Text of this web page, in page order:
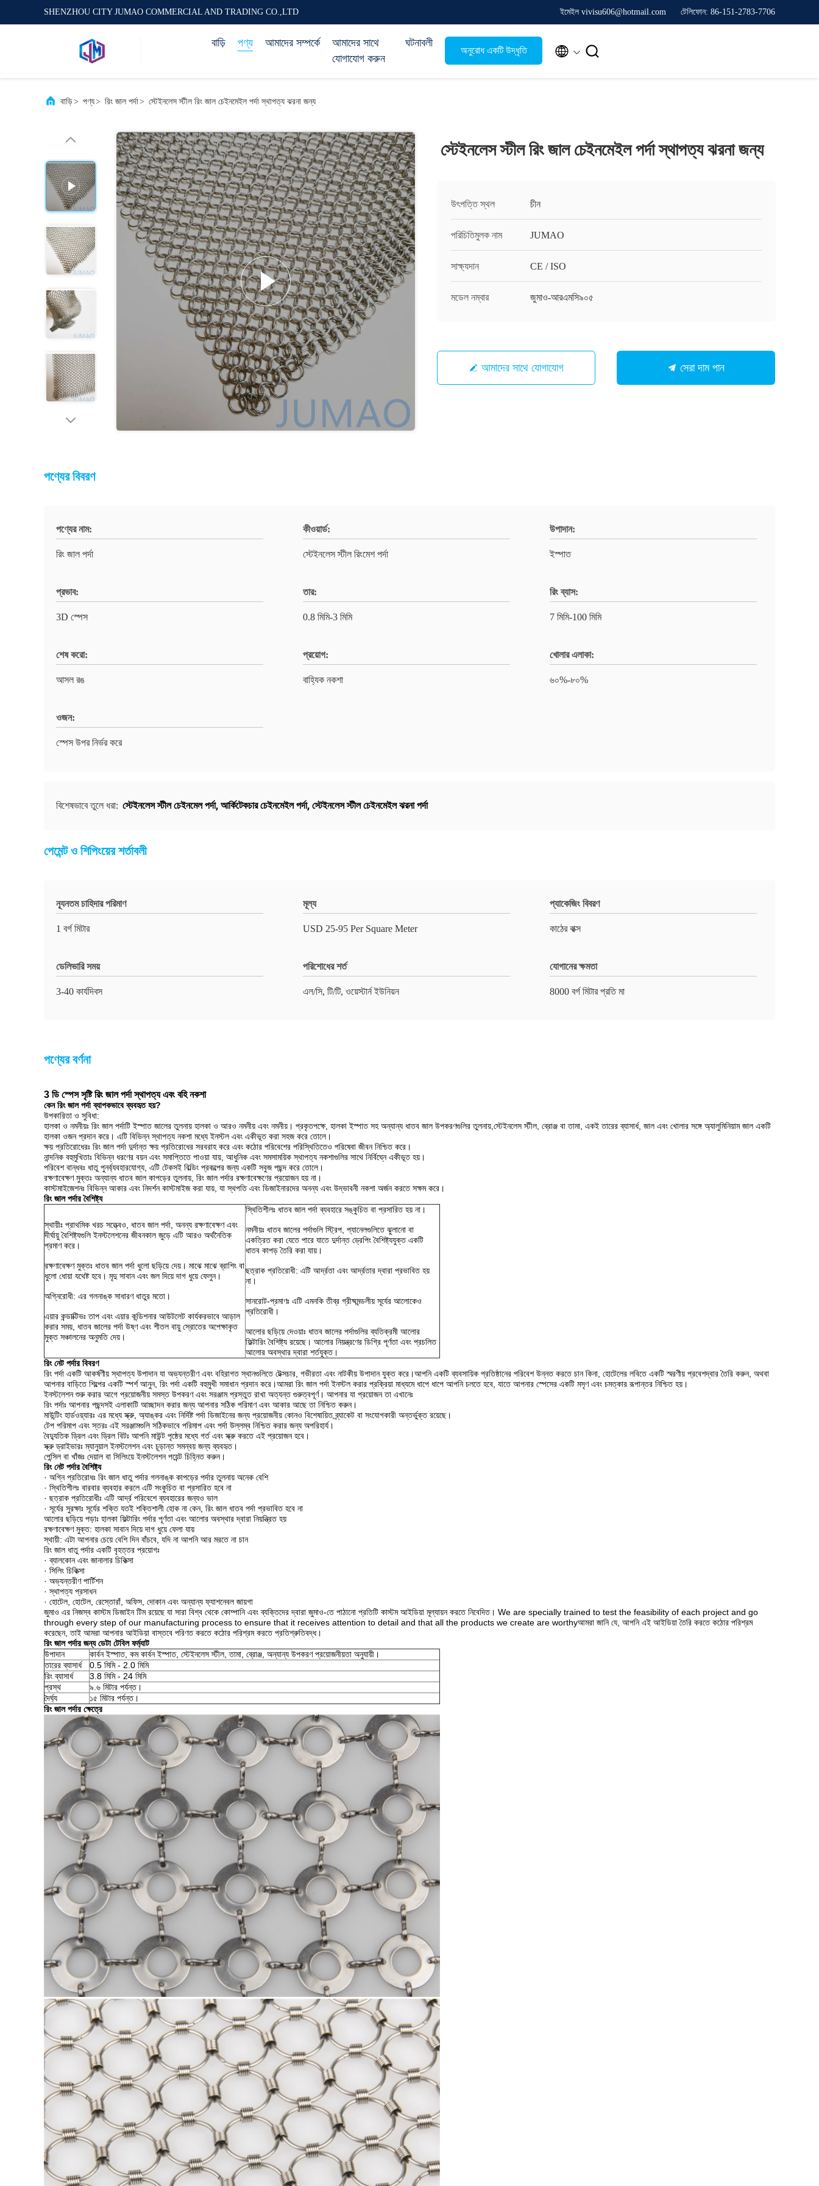
SHENZHOU CITY JUMAO COMMERCIAL AND TRADING CO.,LTD ইমেইল vivisu606@hotmail.com টেলিফোন: 86-151-2783-7706
বাড়ি পণ্য আমাদের সম্পর্কে
আমাদের সাথে
যোগাযোগ করুন
ঘটনাবলী
অনুরোধ একটি উদ্ধৃতি  
বাড়ি> পণ্য> রিং জাল পর্দা> স্টেইনলেস স্টীল রিং জাল চেইনমেইল পর্দা স্থাপত্য ঝরনা জন্য
স্টেইনলেস স্টীল রিং জাল চেইনমেইল পর্দা স্থাপত্য ঝরনা জন্য
উৎপত্তি স্থল চীন
পরিচিতিমুলক নাম JUMAO
সাক্ষ্যদান CE / ISO
মডেল নম্বার জুমাও-আরএমসি৯০৫
আমাদের সাথে যোগাযোগ সেরা দাম পান
পণ্যের বিবরণ
পণ্যের নাম:
রিং জাল পর্দা
কীওয়ার্ড:
স্টেইনলেস স্টীল রিংমেশ পর্দা
উপাদান:
ইস্পাত
প্রভাব:
3D স্পেস
তার:
0.8 মিমি-3 মিমি
রিং ব্যাস:
7 মিমি-100 মিমি
শেষ করো:
আসল রঙ
প্রয়োগ:
বাহ্যিক নকশা
খোলার এলাকা:
৬০%-৮০%
ওজন:
স্পেস উপর নির্ভর করে
বিশেষভাবে তুলে ধরা: স্টেইনলেস স্টীল চেইনমেল পর্দা, আর্কিটেকচার চেইনমেইল পর্দা, স্টেইনলেস স্টীল চেইনমেইল ঝরনা পর্দা
পেমেন্ট ও শিপিংয়ের শর্তাবলী
ন্যূনতম চাহিদার পরিমাণ
1 বর্গ মিটার
মূল্য
USD 25-95 Per Square Meter
প্যাকেজিং বিবরণ
কাঠের বাক্স
ডেলিভারি সময়
3-40 কার্যদিবস
পরিশোধের শর্ত
এল/সি, টি/টি, ওয়েস্টার্ন ইউনিয়ন
যোগানের ক্ষমতা
8000 বর্গ মিটার প্রতি মা
পণ্যের বর্ণনা
3 ডি স্পেস সৃষ্টি রিং জাল পর্দা স্থাপত্য এবং বহি নকশা
কেন রিং জাল পর্দা ব্যাপকভাবে ব্যবহৃত হয়?
উপকারিতা ও সুবিধা:
হালকা ও নমনীয়ঃ রিং জাল পর্দাটি ইস্পাত জালের তুলনায় হালকা ও আরও নমনীয় এবং নমনীয়। প্রকৃতপক্ষে, হালকা ইস্পাত সহ অন্যান্য ধাতব জাল উপকরণগুলির তুলনায়,স্টেইনলেস স্টীল, ব্রোঞ্জ বা তামা, একই তারের ব্যাসার্ধ, জাল এবং খোলার সঙ্গে অ্যালুমিনিয়াম জাল একটি
হালকা ওজন প্রদান করে। এটি বিভিন্ন স্থাপত্য নকশা মধ্যে ইনস্টল এবং একীভূত করা সহজ করে তোলে।
ক্ষয় প্রতিরোধেরঃ রিং জাল পর্দা দুর্দান্ত ক্ষয় প্রতিরোধের সরবরাহ করে এবং কঠোর পরিবেশের পরিস্থিতিতেও পরিষেবা জীবন নিশ্চিত করে।
নান্দনিক বহুমুখিতাঃ বিভিন্ন ধরণের বয়ন এবং সমাপ্তিতে পাওয়া যায়, আধুনিক এবং সমসাময়িক স্থাপত্য নকশাগুলির সাথে নির্বিঘ্নে একীভূত হয়।
পরিবেশ বান্ধবঃ ধাতু পুনর্ব্যবহারযোগ্য, এটি টেকসই বিল্ডিং প্রকল্পের জন্য একটি সবুজ পছন্দ করে তোলে।
রক্ষণাবেক্ষণ মুক্তঃ অন্যান্য ধাতব জাল কাপড়ের তুলনায়, রিং জাল পর্দার রক্ষণাবেক্ষণের প্রয়োজন হয় না।
কাস্টমাইজেশনঃ বিভিন্ন আকার এবং নিদর্শন কাস্টমাইজ করা যায়, যা স্থপতি এবং ডিজাইনারদের অনন্য এবং উদ্ভাবনী নকশা অর্জন করতে সক্ষম করে।
রিং জাল পর্দার বৈশিষ্ট্য
স্থায়ীঃ প্রাথমিক খরচ সত্ত্বেও, ধাতব জাল পর্দা, অনন্য রক্ষণাবেক্ষণ এবং
দীর্ঘায়ু বৈশিষ্ট্যগুলি ইনস্টলেশনের জীবনকাল জুড়ে এটি আরও অর্থনৈতিক
প্রমাণ করে।
রক্ষণাবেক্ষণ মুক্তঃ ধাতব জাল পর্দা ধুলো ছড়িয়ে দেয়। মাঝে মাঝে ব্রাশিং বা
ধুলো ধোয়া যথেষ্ট হবে। মৃদু সাবান এবং জল দিয়ে দাগ ধুয়ে ফেলুন।
অগ্নিরোধী: এর গলনাঙ্ক সাধারণ ধাতুর মতো।
এয়ার কন্ডাক্টিভঃ তাপ এবং এয়ার কন্ডিশনার আউটলেট কার্যকরভাবে আড়াল
করার সময়, ধাতব জালের পর্দা উষ্ণ এবং শীতল বায়ু স্রোতের অপেক্ষাকৃত
মুক্ত সঞ্চালনের অনুমতি দেয়।
স্থিতিশীলঃ ধাতব জাল পর্দা ব্যবহারে সঙ্কুচিত বা প্রসারিত হয় না।
নমনীয়ঃ ধাতব জালের পর্দাগুলি স্ট্রিপ, প্যানেলগুলিতে ঝুলানো বা
একত্রিত করা যেতে পারে যাতে দুর্দান্ত ড্রেপিং বৈশিষ্ট্যযুক্ত একটি
ধাতব কাপড় তৈরি করা যায়।
ছত্রাক প্রতিরোধী: এটি আর্দ্রতা এবং আর্দ্রতার দ্বারা প্রভাবিত হয়
না।
সানরোট-প্রমাণঃ এটি এমনকি তীব্র গ্রীষ্মমন্ডলীয় সূর্যের আলোকেও
প্রতিরোধী।
আলোর ছড়িয়ে দেওয়াঃ ধাতব জালের পর্দাগুলির ব্যতিক্রমী আলোর
ফিল্টারিং বৈশিষ্ট্য রয়েছে। আলোর নিয়ন্ত্রণের ডিগ্রি পূর্ণতা এবং প্রচলিত
আলোর অবস্থার দ্বারা শর্তযুক্ত।
রিং নেট পর্দার বিবরণ
রিং পর্দা একটি আকর্ষণীয় স্থাপত্য উপাদান যা অভ্যন্তরীণ এবং বহিরাগত স্থানগুলিতে টেক্সচার, গভীরতা এবং নাটকীয় উপাদান যুক্ত করে।আপনি একটি ব্যবসায়িক প্রতিষ্ঠানের পরিবেশ উন্নত করতে চান কিনা, হোটেলের লবিতে একটি স্মরণীয় প্রবেশদ্বার তৈরি করুন, অথবা
আপনার বাড়িতে শিল্পের একটি স্পর্শ আনুন, রিং পর্দা একটি বহুমুখী সমাধান প্রদান করে।আমরা রিং জাল পর্দা ইনস্টল করার প্রক্রিয়া মাধ্যমে ধাপে ধাপে আপনি চলতে হবে, যাতে আপনার স্পেসের একটি মসৃণ এবং চমত্কার রূপান্তর নিশ্চিত হয়।
ইনস্টলেশন শুরু করার আগে প্রয়োজনীয় সমস্ত উপকরণ এবং সরঞ্জাম প্রস্তুত রাখা অত্যন্ত গুরুত্বপূর্ণ। আপনার যা প্রয়োজন তা এখানেঃ
রিং পর্দাঃ আপনার পছন্দসই এলাকাটি আচ্ছাদন করার জন্য আপনার সঠিক পরিমাণ এবং আকার আছে তা নিশ্চিত করুন।
মাউন্টিং হার্ডওয়্যারঃ এর মধ্যে স্ক্রু, অ্যাঙ্কর এবং নির্দিষ্ট পর্দা ডিজাইনের জন্য প্রয়োজনীয় কোনও বিশেষায়িত ব্র্যাকেট বা সংযোগকারী অন্তর্ভুক্ত রয়েছে।
টেপ পরিমাপ এবং স্তরঃ এই সরঞ্জামগুলি সঠিকভাবে পরিমাপ এবং পর্দা উল্লম্ব নিশ্চিত করার জন্য অপরিহার্য।
বৈদ্যুতিক ড্রিল এবং ড্রিল বিটঃ আপনি মাউন্ট পৃষ্ঠের মধ্যে গর্ত এবং স্ক্রু করতে এই প্রয়োজন হবে।
স্ক্রু ড্রাইভারঃ ম্যানুয়াল ইনস্টলেশন এবং চূড়ান্ত সমন্বয় জন্য ব্যবহৃত।
পেন্সিল বা খাঁজঃ দেয়াল বা সিলিংয়ে ইনস্টলেশন পয়েন্ট চিহ্নিত করুন।
রিং নেট পর্দার বৈশিষ্ট্য
· অগ্নি প্রতিরোধঃ রিং জাল ধাতু পর্দার গলনাঙ্ক কাপড়ের পর্দার তুলনায় অনেক বেশি
· স্থিতিশীলঃ বারবার ব্যবহার করলে এটি সংকুচিত বা প্রসারিত হবে না
· ছত্রাক প্রতিরোধীঃ এটি আর্দ্র পরিবেশে ব্যবহারের জন্যও ভাল
· সূর্যের সুরক্ষাঃ সূর্যের শক্তি যতই শক্তিশালী হোক না কেন, রিং জাল ধাতব পর্দা প্রভাবিত হবে না
আলোর ছড়িয়ে পড়াঃ হালকা ফিল্টারিং পর্দার পূর্ণতা এবং আলোর অবস্থার দ্বারা নিয়ন্ত্রিত হয়
রক্ষণাবেক্ষণ মুক্ত: হালকা সাবান দিয়ে দাগ ধুয়ে ফেলা যায়
স্থায়ী: এটা আপনার চেয়ে বেশি দিন বাঁচবে, যদি না আপনি আর মরতে না চান
রিং জাল ধাতু পর্দার একটি বৃহত্তর প্রয়োগঃ
· ব্যালকোন এবং জানালার চিকিত্সা
· সিলিং চিকিত্সা
· অভ্যন্তরীণ পার্টিশন
· স্থাপত্য প্রসাধন
· হোটেল, হোটেল, রেস্তোরাঁ, অফিস, দোকান এবং অন্যান্য ফ্যাশনেবল জায়গা
জুমাও এর নিজস্ব কাস্টম ডিজাইন টিম রয়েছে যা সারা বিশ্ব থেকে কোম্পানি এবং ব্যক্তিদের দ্বারা জুমাও-তে পাঠানো প্রতিটি কাস্টম আইডিয়া মূল্যায়ন করতে নিবেদিত। We are specially trained to test the feasibility of each project and go
through every step of our manufacturing process to ensure that it receives attention to detail and that all the products we create are worthyআমরা জানি যে, আপনি এই আইডিয়া তৈরি করতে কঠোর পরিশ্রম
করেছেন, তাই আমরা আপনার আইডিয়া বাস্তবে পরিণত করতে কঠোর পরিশ্রম করতে প্রতিশ্রুতিবদ্ধ।
রিং জাল পর্দার জন্য ডেটা টেবিল ফর্ম্যাট
উপাদান
কার্বন ইস্পাত, কম কার্বন ইস্পাত, স্টেইনলেস স্টীল, তামা, ব্রোঞ্জ, অন্যান্য উপকরণ প্রয়োজনীয়তা অনুযায়ী।
তারের ব্যাসার্ধ
0.5 মিমি - 2.0 মিমি
রিং ব্যাসার্ধ
3.8 মিমি - 24 মিমি
প্রস্থ
৯.৬ মিটার পর্যন্ত।
দৈর্ঘ্য
১৫ মিটার পর্যন্ত।
রিং জাল পর্দার ক্ষেত্রে